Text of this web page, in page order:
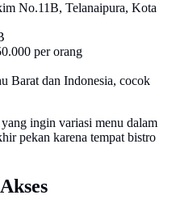
No.11B, Telanaipura, Kota
per orang
Barat dan Indonesia, cocok
ingin variasi menu dalam
pekan karena tempat bistro